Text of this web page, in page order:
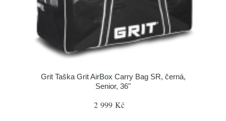
Grit Taška Grit AirBox Carry Bag SR, černá,
Senior, 36"
2 999 Kč